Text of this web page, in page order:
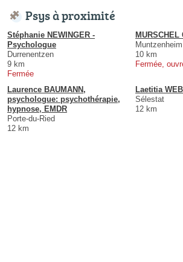
Psys à proximité
Stéphanie NEWINGER -
Psychologue
Durrenentzen
9 km
Fermée
MURSCHEL
Muntzenheim
10 km
Fermée,
Laurence BAUMANN,
psychologue: psychothérapie,
hypnose, EMDR
Porte-du-Ried
12 km
Laetitia
Sélestat
12 km